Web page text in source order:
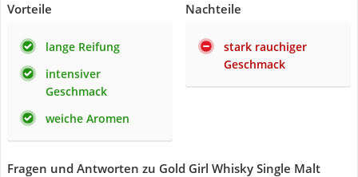
Vorteile
lange Reifung
intensiver
Geschmack
weiche Aromen
Nachteile
stark rauchiger
Geschmack
Fragen und Antworten zu Gold Girl Whisky Single Malt